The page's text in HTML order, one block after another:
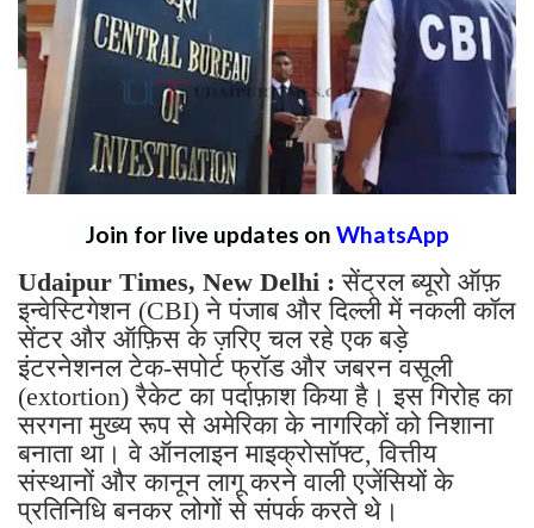
Join for live updates on WhatsApp
Udaipur Times, New Delhi :सेंट्रल ब्यूरो ऑफ़
इन्वेस्टिगेशन (CBI) ने पंजाब और दिल्ली में नकली कॉल
सेंटर और ऑफ़िस के ज़रिए चल रहे एक बड़े
इंटरनेशनल टेक-सपोर्ट फ्रॉड और जबरन वसूली
(extortion) रैकेट का पर्दाफ़ाश किया है। इस गिरोह का
सरगना मुख्य रूप से अमेरिका के नागरिकों को निशाना
बनाता था। वे ऑनलाइन माइक्रोसॉफ्ट, वित्तीय
संस्थानों और कानून लागू करने वाली एजेंसियों के
प्रतिनिधि बनकर लोगों से संपर्क करते थे।